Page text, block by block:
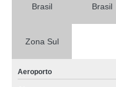
Brasil Brasil
Zona Sul
Aeroporto